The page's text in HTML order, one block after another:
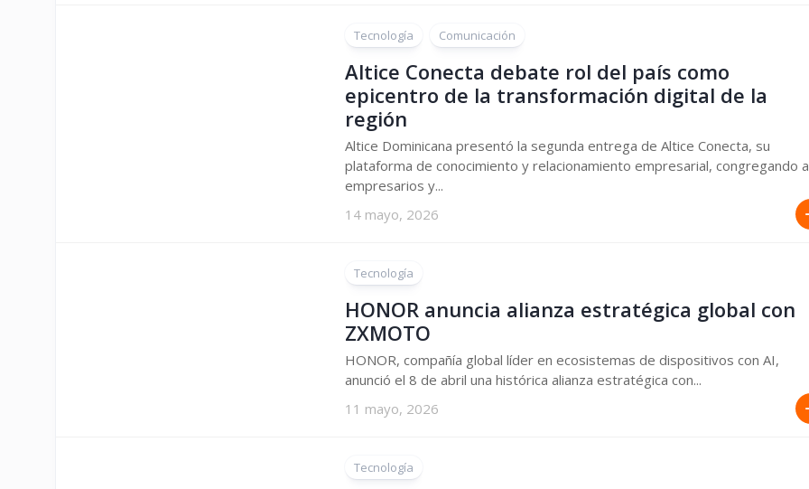
Tecnología Comunicación
Altice Conecta debate rol del país como
epicentro de la transformación digital de la
región
Altice Dominicana presentó la segunda entrega de Altice Conecta, su
plataforma de conocimiento y relacionamiento empresarial, congregando a
empresarios y...
14 mayo, 2026
Tecnología
HONOR anuncia alianza estratégica global con
ZXMOTO
HONOR, compañía global líder en ecosistemas de dispositivos con AI,
anunció el 8 de abril una histórica alianza estratégica con...
11 mayo, 2026
Tecnología